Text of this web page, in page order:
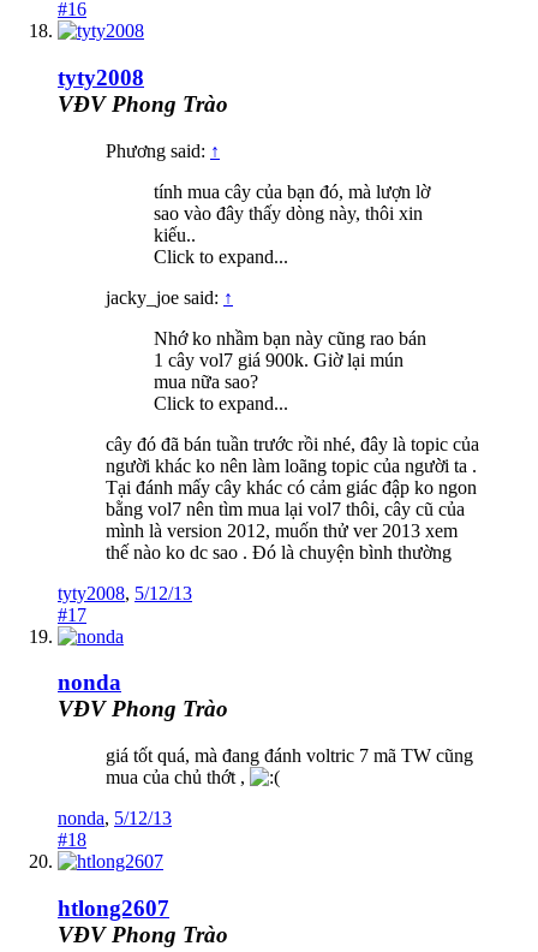
#16
tyty2008
VĐV Phong Trào
Phương said: ↑
tính mua cây của bạn đó, mà lượn lờ
sao vào đây thấy dòng này, thôi xin
kiếu..
Click to expand...
jacky_joe said: ↑
Nhớ ko nhầm bạn này cũng rao bán
1 cây vol7 giá 900k. Giờ lại mún
mua nữa sao?
Click to expand...
cây đó đã bán tuần trước rồi nhé, đây là topic của
người khác ko nên làm loãng topic của người ta .
Tại đánh mấy cây khác có cảm giác đập ko ngon
bằng vol7 nên tìm mua lại vol7 thôi, cây cũ của
mình là version 2012, muốn thử ver 2013 xem
thế nào ko dc sao . Đó là chuyện bình thường
tyty2008, 5/12/13
#17
nonda
VĐV Phong Trào
giá tốt quá, mà đang đánh voltric 7 mã TW cũng
mua của chủ thớt ,
nonda, 5/12/13
#18
htlong2607
VĐV Phong Trào